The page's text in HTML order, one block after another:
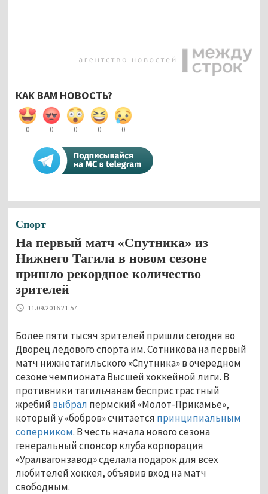
КАК ВАМ НОВОСТЬ?
0 0 0 0 0
Спорт
На первый матч «Спутника» из
Нижнего Тагила в новом сезоне
пришло рекордное количество
зрителей
11.09.2016 21:57
Более пяти тысяч зрителей пришли сегодня во
Дворец ледового спорта им. Сотникова на первый
матч нижнетагильского «Спутника» в очередном
сезоне чемпионата Высшей хоккейной лиги. В
противники тагильчанам беспристрастный
жребий выбрал пермский «Молот-Прикамье»,
который у «бобров» считается принципиальным
соперником. В честь начала нового сезона
генеральный спонсор клуба корпорация
«Уралвагонзавод» сделала подарок для всех
любителей хоккея, объявив вход на матч
свободным.